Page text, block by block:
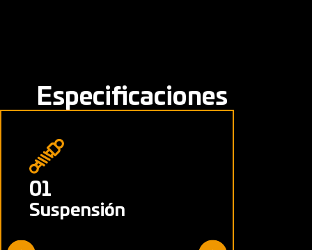
Especificaciones
01
Suspensión